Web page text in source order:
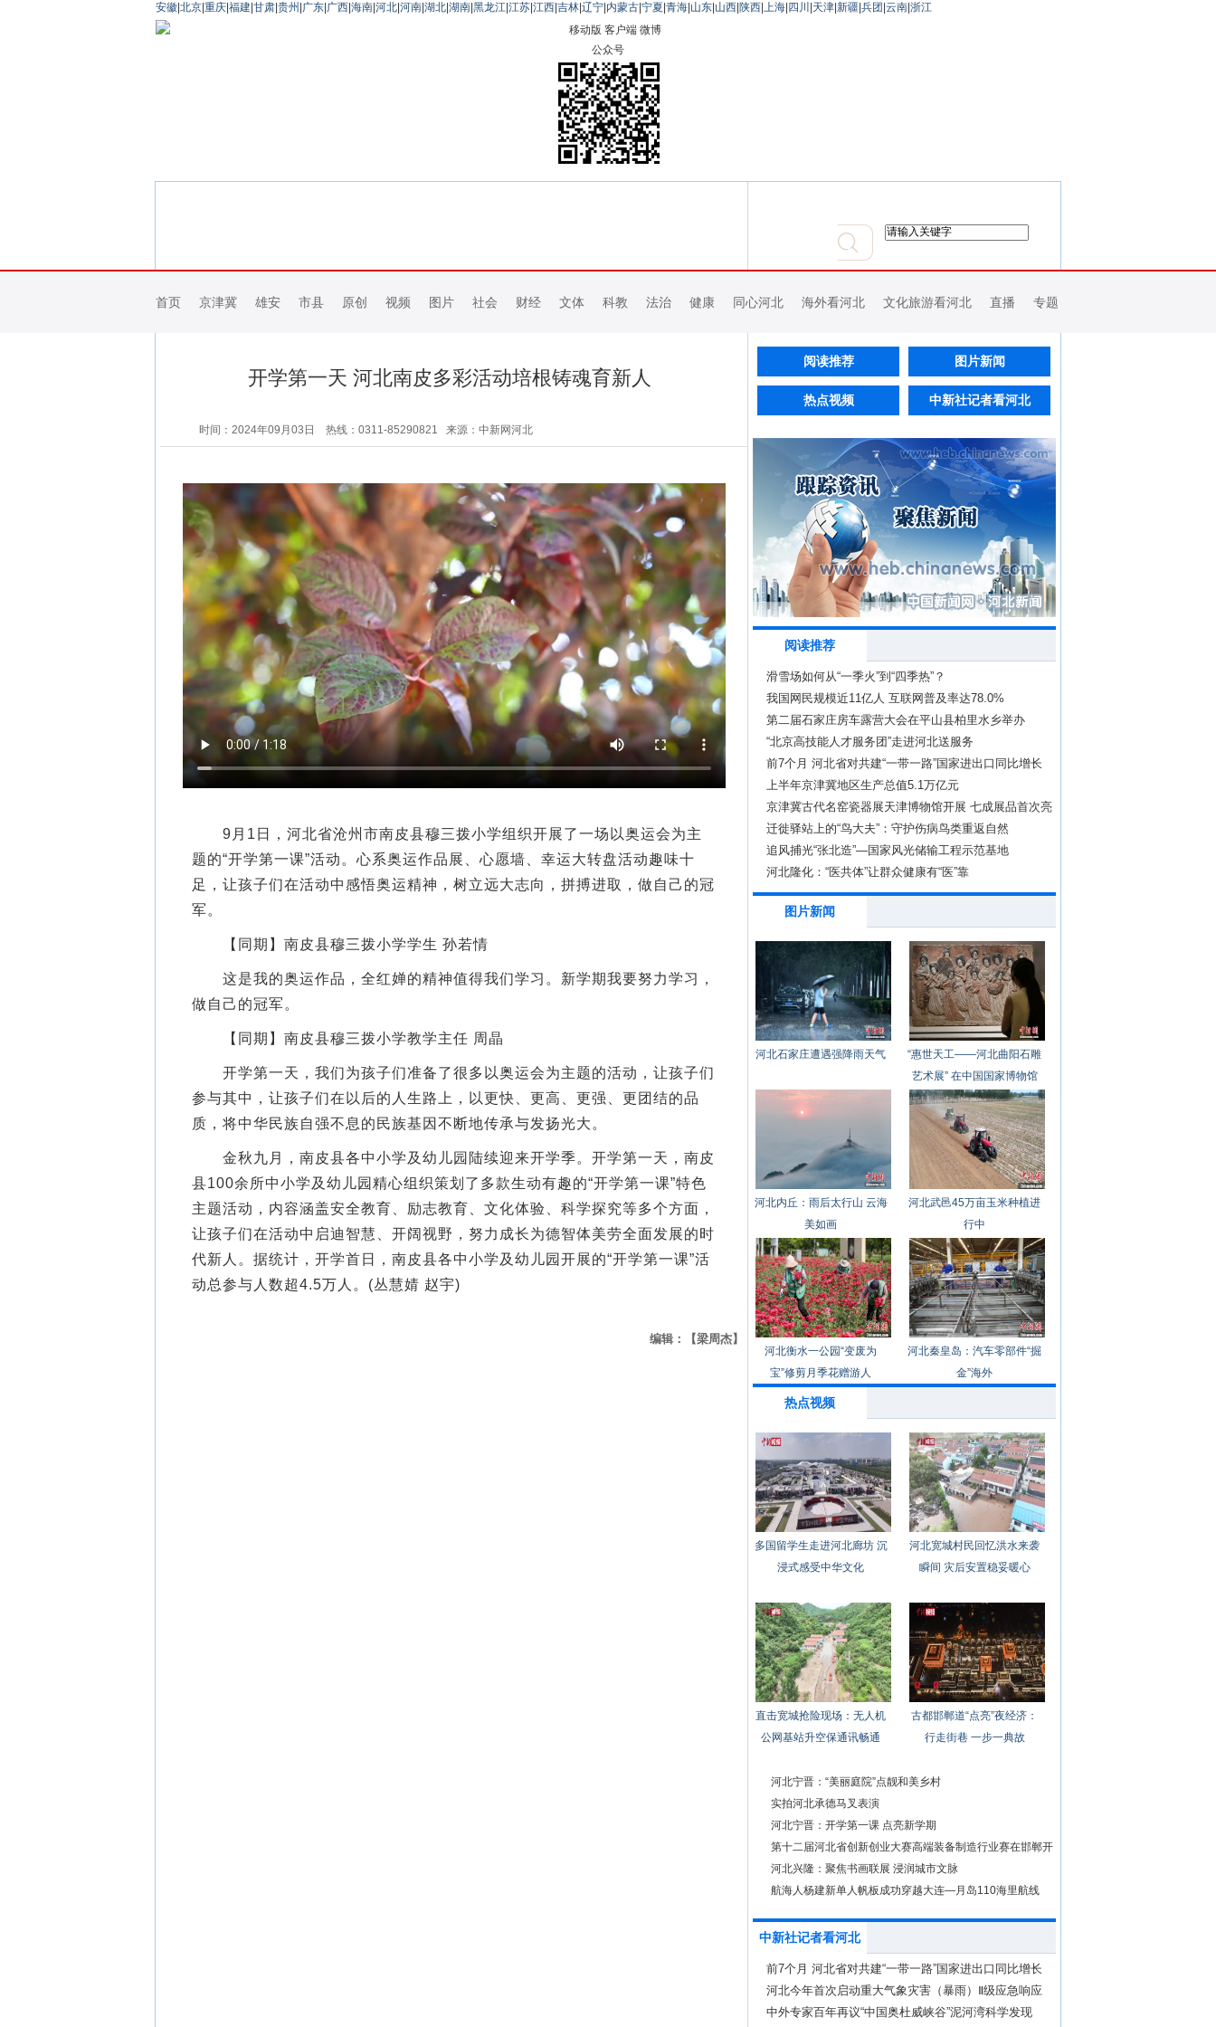
安徽 北京 重庆 福建 甘肃 贵州 广东 广西 海南 河北 河南 湖北 湖南 黑龙江 江苏 江西 吉林 辽宁 内蒙古 宁夏 青海 山东 山西 陕西 上海 四川 天津 新疆 兵团 云南 浙江
移动版 客户端 微博
公众号
首页 京津冀 雄安 市县 原创 视频 图片 社会 财经 文体 科教 法治 健康 同心河北 海外看河北 文化旅游看河北 直播 专题
开学第一天 河北南皮多彩活动培根铸魂育新人
时间：2024年09月03日 热线：0311-85290821 来源：中新网河北
9月1日，河北省沧州市南皮县穆三拨小学组织开展了一场以奥运会为主
题的“开学第一课”活动。心系奥运作品展、心愿墙、幸运大转盘活动趣味十
足，让孩子们在活动中感悟奥运精神，树立远大志向，拼搏进取，做自己的冠
军。
【同期】南皮县穆三拨小学学生 孙若情
这是我的奥运作品，全红婵的精神值得我们学习。新学期我要努力学习，
做自己的冠军。
【同期】南皮县穆三拨小学教学主任 周晶
开学第一天，我们为孩子们准备了很多以奥运会为主题的活动，让孩子们
参与其中，让孩子们在以后的人生路上，以更快、更高、更强、更团结的品
质，将中华民族自强不息的民族基因不断地传承与发扬光大。
金秋九月，南皮县各中小学及幼儿园陆续迎来开学季。开学第一天，南皮
县100余所中小学及幼儿园精心组织策划了多款生动有趣的“开学第一课”特色
主题活动，内容涵盖安全教育、励志教育、文化体验、科学探究等多个方面，
让孩子们在活动中启迪智慧、开阔视野，努力成长为德智体美劳全面发展的时
代新人。据统计，开学首日，南皮县各中小学及幼儿园开展的“开学第一课”活
动总参与人数超4.5万人。(丛慧婧 赵宇)
编辑：【梁周杰】
阅读推荐 图片新闻
热点视频 中新社记者看河北
阅读推荐
滑雪场如何从“一季火”到“四季热”？
我国网民规模近11亿人 互联网普及率达78.0%
第二届石家庄房车露营大会在平山县柏里水乡举办
“北京高技能人才服务团”走进河北送服务
前7个月 河北省对共建“一带一路”国家进出口同比增长
13.7%
上半年京津冀地区生产总值5.1万亿元
京津冀古代名窑瓷器展天津博物馆开展 七成展品首次亮
相
迁徙驿站上的“鸟大夫”：守护伤病鸟类重返自然
追风捕光“张北造”—国家风光储输工程示范基地
河北隆化：“医共体”让群众健康有“医”靠
图片新闻
河北石家庄遭遇强降雨天气
“惠世天工——河北曲阳石雕
艺术展” 在中国国家博物馆
开幕
河北内丘：雨后太行山 云海
美如画
河北武邑45万亩玉米种植进
行中
河北衡水一公园“变废为
宝”修剪月季花赠游人
河北秦皇岛：汽车零部件“掘
金”海外
热点视频
多国留学生走进河北廊坊 沉
浸式感受中华文化
河北宽城村民回忆洪水来袭
瞬间 灾后安置稳妥暖心
直击宽城抢险现场：无人机
公网基站升空保通讯畅通
古都邯郸道“点亮”夜经济：
行走街巷 一步一典故
河北宁晋：“美丽庭院”点靓和美乡村
实拍河北承德马叉表演
河北宁晋：开学第一课 点亮新学期
第十二届河北省创新创业大赛高端装备制造行业赛在邯郸开
赛
河北兴隆：聚焦书画联展 浸润城市文脉
航海人杨建新单人帆板成功穿越大连—月岛110海里航线
中新社记者看河北
前7个月 河北省对共建“一带一路”国家进出口同比增长
13.7%
河北今年首次启动重大气象灾害（暴雨）Ⅱ级应急响应
中外专家百年再议“中国奥杜威峡谷”泥河湾科学发现